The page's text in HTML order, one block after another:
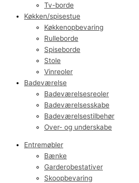
Tv-borde
Køkken/spisestue
Køkkenopbevaring
Rulleborde
Spiseborde
Stole
Vinreoler
Badeværelse
Badeværelsesreoler
Badeværelsesskabe
Badeværelsestilbehør
Over- og underskabe
Entremøbler
Bænke
Garderobestativer
Skoopbevaring